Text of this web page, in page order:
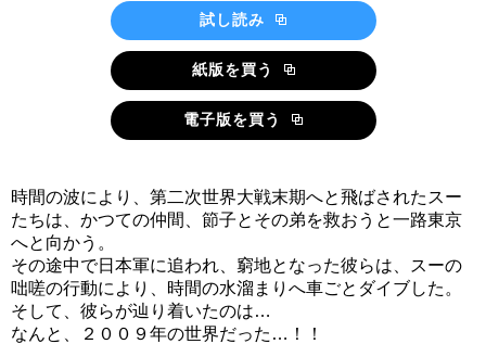
試し読み
紙版を買う
電子版を買う
時間の波により、第二次世界大戦末期へと飛ばされたスー
たちは、かつての仲間、節子とその弟を救おうと一路東京
へと向かう。
その途中で日本軍に追われ、窮地となった彼らは、スーの
咄嗟の行動により、時間の水溜まりへ車ごとダイブした。
そして、彼らが辿り着いたのは…
なんと、２００９年の世界だった…！！